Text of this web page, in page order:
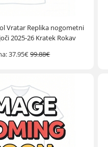
Vratar Replika nogometni
2025-26 Kratek Rokav
37.95€99.88€